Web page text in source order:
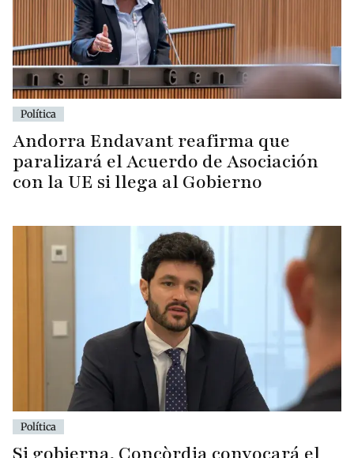
Política
Andorra Endavant reafirma que
paralizará el Acuerdo de Asociación
con la UE si llega al Gobierno
Política